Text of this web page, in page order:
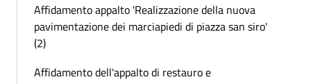
Affidamento appalto 'Realizzazione della nuova
pavimentazione dei marciapiedi di piazza san siro'
(2)
Affidamento dell'appalto di restauro e